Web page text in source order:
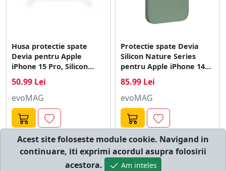
Husa protectie spate
Devia pentru Apple
iPhone 15 Pro, Silicon
(Transparent)
50.99 Lei
evoMAG
Protectie spate Devia
Silicon Nature Series
pentru Apple iPhone 14
Pro (Verde)
85.99 Lei
evoMAG
© cumperi.net | Catalog cumparaturi online
Acest site foloseste module cookie. Navigand in
continuare, iti exprimi acordul asupra folosirii
acestora.
Am inteles